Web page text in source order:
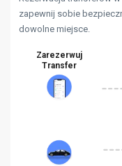
zapewnij sobie
dowolne miejsce.
Zarezerwuj
Transfer